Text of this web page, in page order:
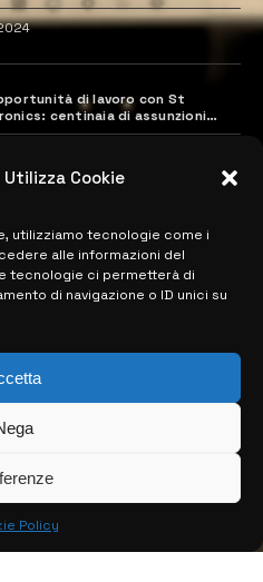
Cookie
utilizziamo tecnologie come i
alle informazioni del
tecnologie ci permetterà di
di navigazione o ID unici su
Policy
di lavoro con St
centinaia di assunzioni